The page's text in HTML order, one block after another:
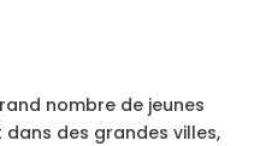
nombre de jeunes
dans des grandes villes,